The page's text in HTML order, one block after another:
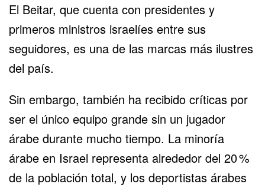
El Beitar, que cuenta con presidentes y
primeros ministros israelíes entre sus
seguidores, es una de las marcas más ilustres
del país.
Sin embargo, también ha recibido críticas por
ser el único equipo grande sin un jugador
árabe durante mucho tiempo. La minoría
árabe en Israel representa alrededor del 20 %
de la población total, y los deportistas árabes